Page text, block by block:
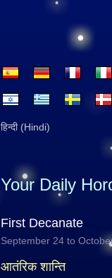
हिन्दी (Hindi)
Your Daily
First Decanate
September 24 to
आतंरिक शान्ति